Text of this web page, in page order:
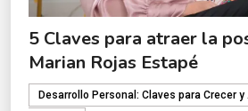
5 Claves para atraer la
Marian Rojas Estapé
Desarrollo Personal: Claves para Crecer